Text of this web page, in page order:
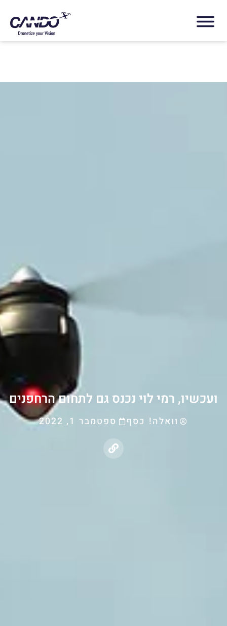
ועכשיו, רמי לוי נכנס גם לתחום הרחפנים
וואלה! כסף ספטמבר 1, 2022